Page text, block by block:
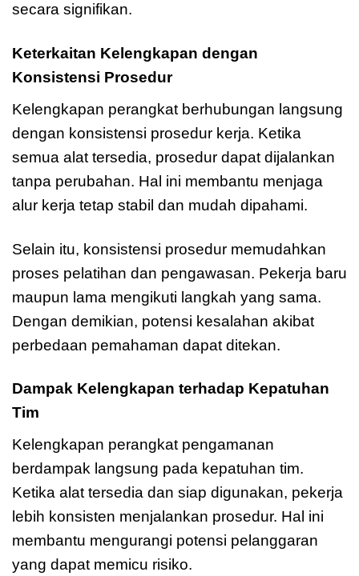
secara signifikan.
Keterkaitan Kelengkapan dengan
Konsistensi Prosedur
Kelengkapan perangkat berhubungan langsung
dengan konsistensi prosedur kerja. Ketika
semua alat tersedia, prosedur dapat dijalankan
tanpa perubahan. Hal ini membantu menjaga
alur kerja tetap stabil dan mudah dipahami.
Selain itu, konsistensi prosedur memudahkan
proses pelatihan dan pengawasan. Pekerja baru
maupun lama mengikuti langkah yang sama.
Dengan demikian, potensi kesalahan akibat
perbedaan pemahaman dapat ditekan.
Dampak Kelengkapan terhadap Kepatuhan
Tim
Kelengkapan perangkat pengamanan
berdampak langsung pada kepatuhan tim.
Ketika alat tersedia dan siap digunakan, pekerja
lebih konsisten menjalankan prosedur. Hal ini
membantu mengurangi potensi pelanggaran
yang dapat memicu risiko.